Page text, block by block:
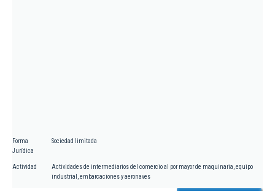
Forma
Jurídica
Sociedad limitada
Actividad
Actividades de intermediarios del comercio al por mayor de maquinaria, equipo
industrial, embarcaciones y aeronaves